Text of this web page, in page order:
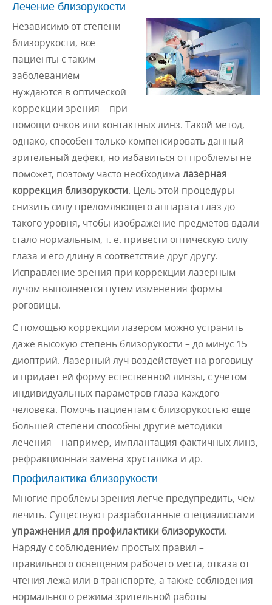
Лечение близорукости
Независимо от степени
близорукости, все
пациенты с таким
заболеванием
нуждаются в оптической
коррекции зрения – при
помощи очков или контактных линз. Такой метод,
однако, способен только компенсировать данный
зрительный дефект, но избавиться от проблемы не
поможет, поэтому часто необходима лазерная
коррекция близорукости. Цель этой процедуры –
снизить силу преломляющего аппарата глаз до
такого уровня, чтобы изображение предметов вдали
стало нормальным, т. е. привести оптическую силу
глаза и его длину в соответствие друг другу.
Исправление зрения при коррекции лазерным
лучом выполняется путем изменения формы
роговицы.
С помощью коррекции лазером можно устранить
даже высокую степень близорукости – до минус 15
диоптрий. Лазерный луч воздействует на роговицу
и придает ей форму естественной линзы, с учетом
индивидуальных параметров глаза каждого
человека. Помочь пациентам с близорукостью еще
большей степени способны другие методики
лечения – например, имплантация фактичных линз,
рефракционная замена хрусталика и др.
Профилактика близорукости
Многие проблемы зрения легче предупредить, чем
лечить. Существуют разработанные специалистами
упражнения для профилактики близорукости.
Наряду с соблюдением простых правил –
правильного освещения рабочего места, отказа от
чтения лежа или в транспорте, а также соблюдения
нормального режима зрительной работы